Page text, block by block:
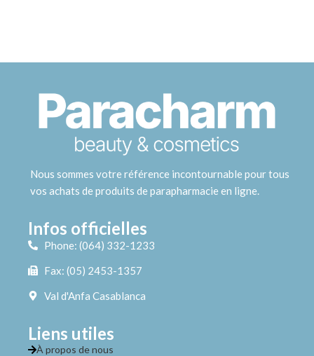
Nous sommes votre référence incontournable pour tous
vos achats de produits de parapharmacie en ligne.
Infos officielles
Phone: (064) 332-1233
Fax: (05) 2453-1357
Val d'Anfa Casablanca
Liens utiles
À propos de nous